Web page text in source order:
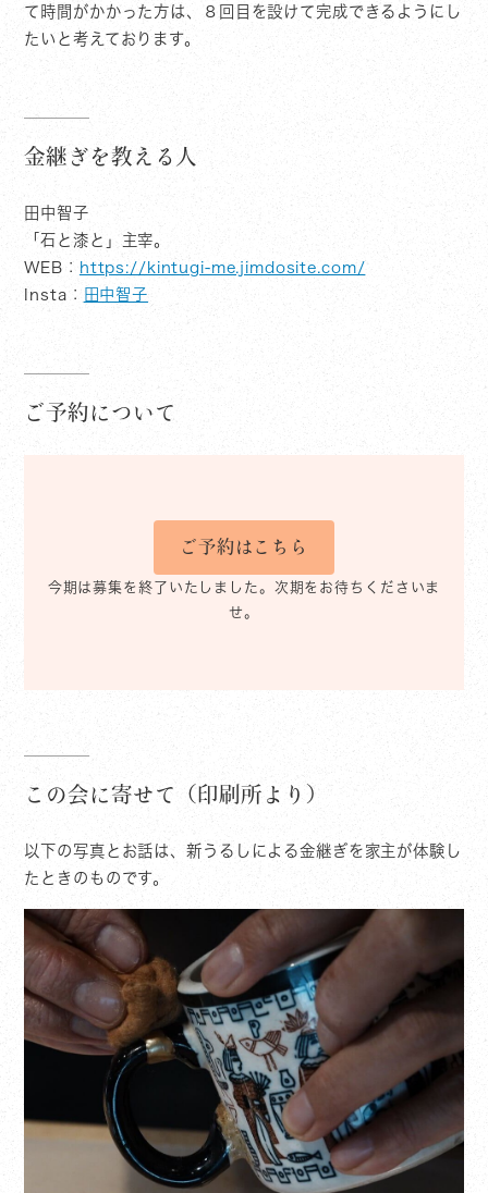
て時間がかかった方は、８回目を設けて完成できるようにし
たいと考えております。
金継ぎを教える人
田中智子
「石と漆と」主宰。
WEB： https://kintugi-me.jimdosite.com/
Insta： 田中智子
ご予約について
ご予約はこちら
今期は募集を終了いたしました。次期をお待ちくださいま
せ。
この会に寄せて（印刷所より）
以下の写真とお話は、新うるしによる金継ぎを家主が体験し
たときのものです。